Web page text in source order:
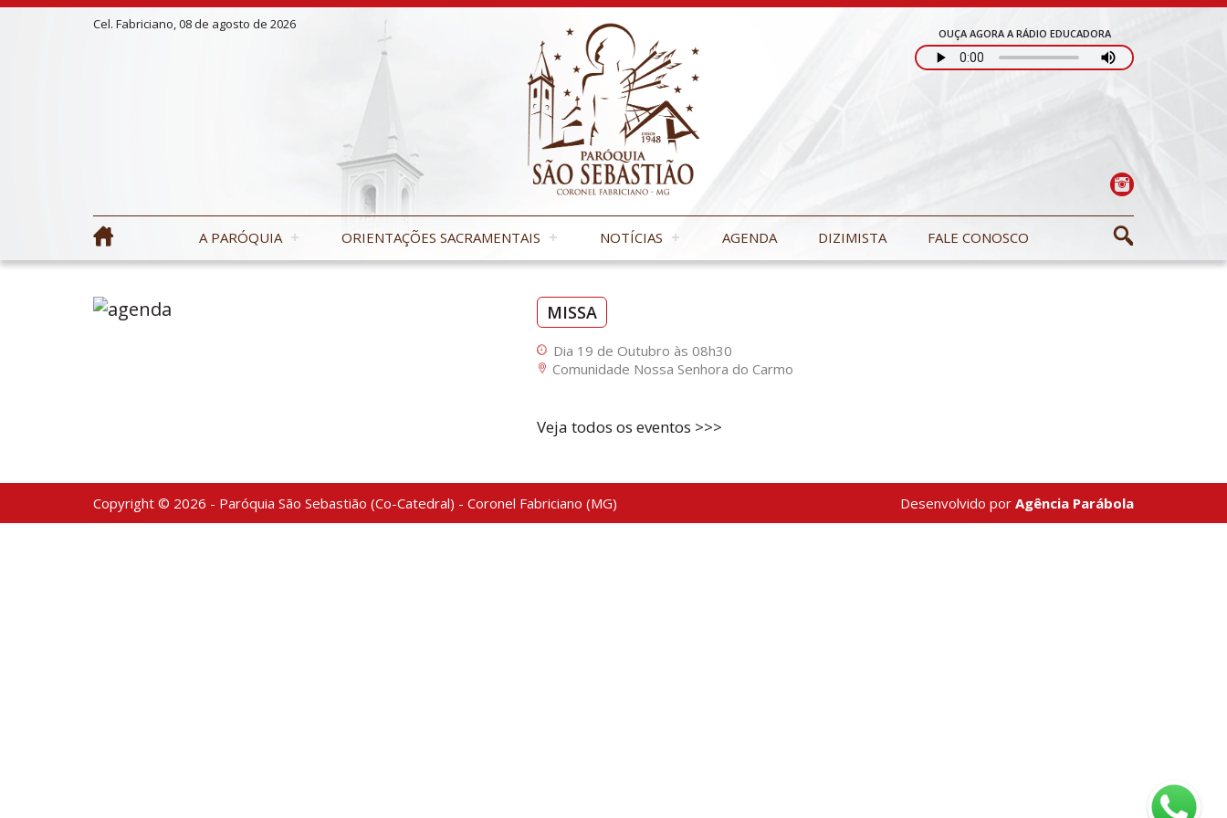
Cel. Fabriciano, 08 de agosto de 2026
OUÇA AGORA A RÁDIO EDUCADORA
A PARÓQUIA ORIENTAÇÕES SACRAMENTAIS NOTÍCIAS AGENDA DIZIMISTA FALE CONOSCO
MISSA
Dia 19 de Outubro às 08h30
Comunidade Nossa Senhora do Carmo
Veja todos os eventos >>>
Copyright © 2026 - Paróquia São Sebastião (Co-Catedral) - Coronel Fabriciano (MG) Desenvolvido por Agência Parábola